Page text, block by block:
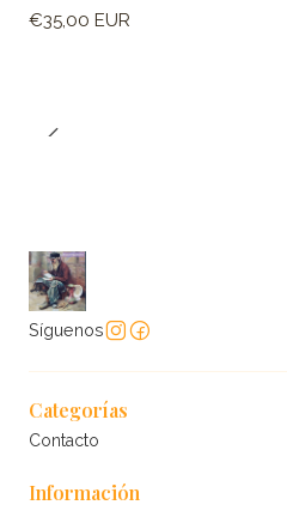
€35,00 EUR
Síguenos
Categorías
Contacto
Información